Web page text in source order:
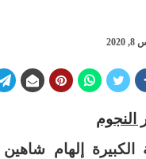
النجوم
الكبيرة إلهام